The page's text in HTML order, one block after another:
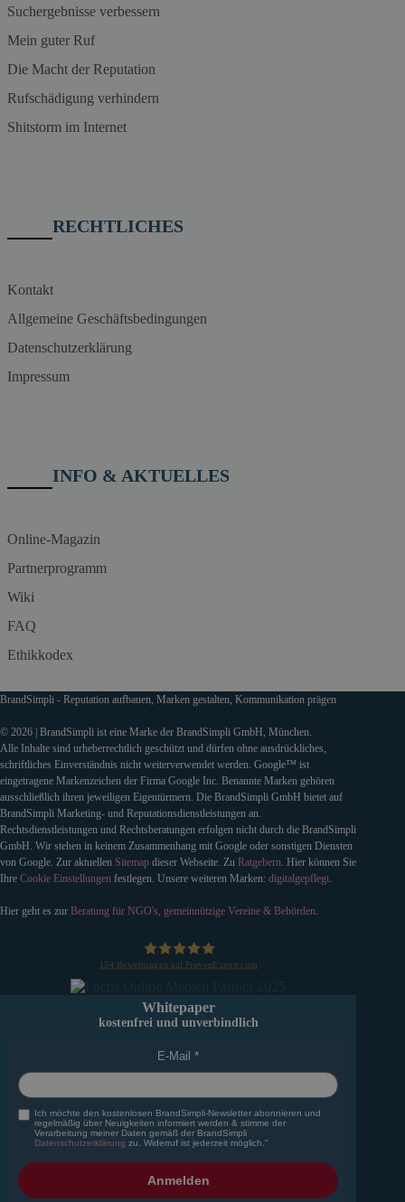
Suchergebnisse verbessern
Mein guter Ruf
Die Macht der Reputation
Rufschädigung verhindern
Shitstorm im Internet
RECHTLICHES
Kontakt
Allgemeine Geschäftsbedingungen
Datenschutzerklärung
Impressum
INFO & AKTUELLES
Online-Magazin
Partnerprogramm
Wiki
FAQ
Ethikkodex
BrandSimpli - Reputation aufbauen, Marken gestalten, Kommunikation prägen
© 2026 | BrandSimpli ist eine Marke der BrandSimpli GmbH, München.
Alle Inhalte sind urheberrechtlich geschützt und dürfen ohne ausdrückliches,
schriftliches Einverständnis nicht weiterverwendet werden. Google™ ist
eingetragene Markenzeichen der Firma Google Inc. Benannte Marken gehören
ausschließlich ihren jeweiligen Eigentürmern. Die BrandSimpli GmbH bietet auf
BrandSimpli Marketing- und Reputationsdienstleistungen an.
Rechtsdienstleistungen und Rechtsberatungen erfolgen nicht durch die BrandSimpli
GmbH. Wir stehen in keinem Zusammenhang mit Google oder sonstigen Diensten
von Google. Zur aktuellen Sitemap dieser Webseite. Zu Ratgebern. Hier können Sie
Ihre Cookie Einstellungen festlegen. Unsere weiteren Marken: digitalgepflegt.
Hier geht es zur Beratung für NGO's, gemeinnützige Vereine & Behörden.
154 Bewertungen auf ProvenExpert.com
Whitepaper
kostenfrei und unverbindlich
E-Mail
Ich möchte den kostenlosen BrandSimpli-Newsletter abonnieren und
regelmäßig über Neuigkeiten informiert werden & stimme der
Verarbeitung meiner Daten gemäß der BrandSimpli
Datenschutzerklärung zu. Widerruf ist jederzeit möglich."
Anmelden